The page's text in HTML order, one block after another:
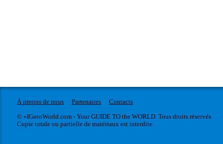
À propos de nous Partenaires
Contacts
© «IGotoWorld.com - Your GUIDE TO the WORLD. Tous droits réservés.
Copie totale ou partielle de matériaux est interdite.